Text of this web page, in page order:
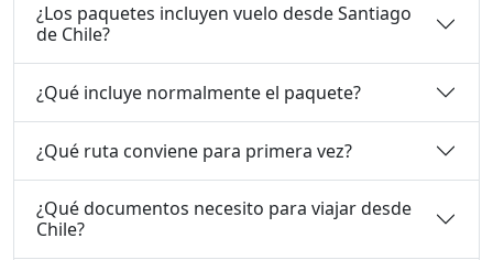
¿Los paquetes incluyen vuelo desde Santiago
de Chile?
¿Qué incluye normalmente el paquete?
¿Qué ruta conviene para primera vez?
¿Qué documentos necesito para viajar desde
Chile?